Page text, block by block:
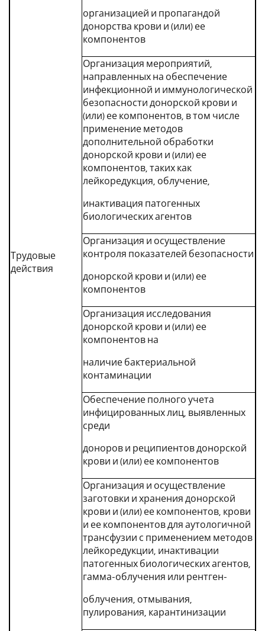
Трудовые
действия
организацией и пропагандой
донорства крови и (или) ее
компонентов
Организация мероприятий,
направленных на обеспечение
инфекционной и иммунологической
безопасности донорской крови и
(или) ее компонентов, в том числе
применение методов
дополнительной обработки
донорской крови и (или) ее
компонентов, таких как
лейкоредукция, облучение,
инактивация патогенных
биологических агентов
Организация и осуществление
контроля показателей безопасности
донорской крови и (или) ее
компонентов
Организация исследования
донорской крови и (или) ее
компонентов на
наличие бактериальной
контаминации
Обеспечение полного учета
инфицированных лиц, выявленных
среди
доноров и реципиентов донорской
крови и (или) ее компонентов
Организация и осуществление
заготовки и хранения донорской
крови и (или) ее компонентов, крови
и ее компонентов для аутологичной
трансфузии с применением методов
лейкоредукции, инактивации
патогенных биологических агентов,
гамма-облучения или рентген-
облучения, отмывания,
пулирования, карантинизации